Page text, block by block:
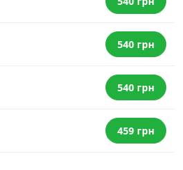
540 грн
540 грн
459 грн